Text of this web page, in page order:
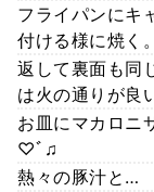
フライパンにキ
付ける様に焼く。
返して裏面も同
は火の通りが良
お皿にマカロニ
♡ﾞ♫
熱々の豚汁と…